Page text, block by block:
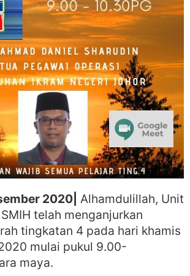
2020| Alhamdulillah, Unit
telah menganjurkan
tingkatan 4 pada hari khamis
2020 mulai pukul 9.00-
maya.